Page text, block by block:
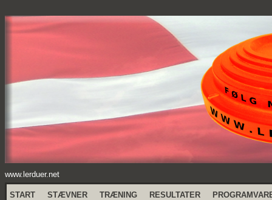
www.lerduer.net
START STÆVNER TRÆNING RESULTATER